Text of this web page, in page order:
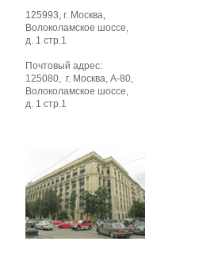
125993, г. Москва,
Волоколамское шоссе,
д. 1 стр.1
Почтовый адрес:
125080, г. Москва, А-80,
Волоколамское шоссе,
д. 1 стр.1